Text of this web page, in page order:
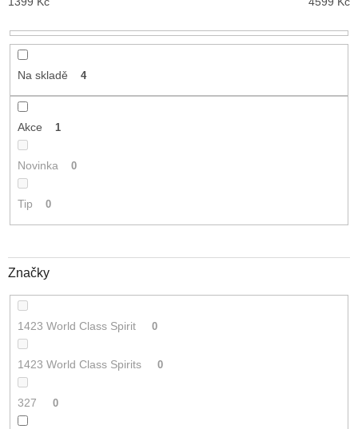
d
u
k
Na skladě 4
Akce 1
Novinka 0
Tip 0
Značky
1423 World Class Spirit 0
1423 World Class Spirits 0
327 0